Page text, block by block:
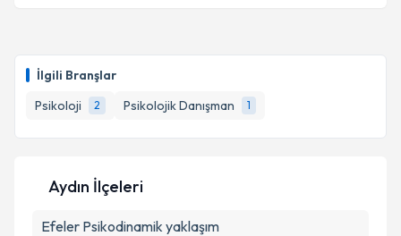
İlgili Branşlar
Psikoloji
2 Psikolojik Danışman 1
için bir takvim hazırlandığında e-posta ile
bilgilendireceğiz.
E-posta Adresiniz
Kişisel verilerimin işlenmesine ilişkin
Aydın İlçeleri
Efeler Psikodinamik yaklaşım